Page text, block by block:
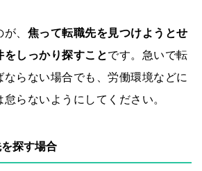
、 焦って転職先を見つけようとせ
しっかり探すことです。急いで転
らない場合でも、労働環境などに
らないようにしてください。
探す場合